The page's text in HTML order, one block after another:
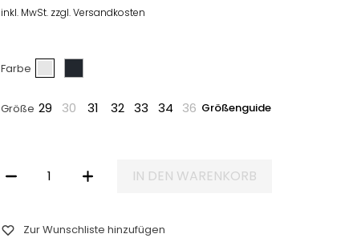
inkl. MwSt. zzgl. Versandkosten
Farbe
Größe 29 30 31 32 33 34 36 Größenguide
CARGOHOSE AUS BAUMWOLLE VON STONE ISLAND MENGE
IN DEN WARENKORB
Zur Wunschliste hinzufügen